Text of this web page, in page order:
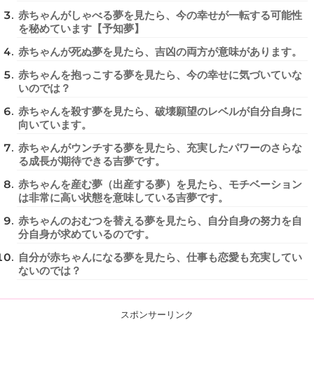
赤ちゃんがしゃべる夢を見たら、今の幸せが一転する可能性
を秘めています【予知夢】
赤ちゃんが死ぬ夢を見たら、吉凶の両方が意味があります。
赤ちゃんを抱っこする夢を見たら、今の幸せに気づいていな
いのでは？
赤ちゃんを殺す夢を見たら、破壊願望のレベルが自分自身に
向いています。
赤ちゃんがウンチする夢を見たら、充実したパワーのさらな
る成長が期待できる吉夢です。
赤ちゃんを産む夢（出産する夢）を見たら、モチベーション
は非常に高い状態を意味している吉夢です。
赤ちゃんのおむつを替える夢を見たら、自分自身の努力を自
分自身が求めているのです。
自分が赤ちゃんになる夢を見たら、仕事も恋愛も充実してい
ないのでは？
スポンサーリンク